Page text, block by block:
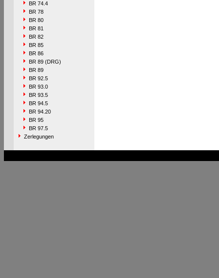
BR 74.4
BR 78
BR 80
BR 81
BR 82
BR 85
BR 86
BR 89 (DRG)
BR 89
BR 92.5
BR 93.0
BR 93.5
BR 94.5
BR 94.20
BR 95
BR 97.5
Zerlegungen